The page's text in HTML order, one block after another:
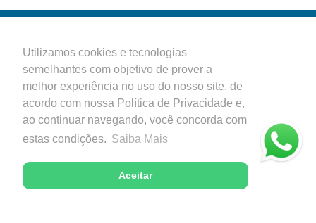
Utilizamos cookies e tecnologias
semelhantes com objetivo de prover a
melhor experiência no uso do nosso site, de
acordo com nossa Política de Privacidade e,
ao continuar navegando, você concorda com
estas condições. Saiba Mais
Aceitar